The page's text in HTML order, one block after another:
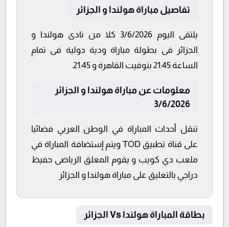
تفاصيل مباراة هولندا و الجزائر
يلتقى اليوم 3/6/2026 كلا من نادى هولندا و
الجزائر فى بطولة مباراة ودية دولية فى تمام
الساعة 21:45 بتوقيت القاهرة و 21:45.
معلومات عن مباراة هولندا و الجزائر
3/6/2026
تنقل أحداث المباراة في الوطن العربي فضائيا
على قناة تطبيق TOD ويتم إستضافة المباراة في
ملعب دي كويب و يقوم المعلق الرياضى حفيظ
دراجي بالتعليق على مباراة هولندا و الجزائر
بطاقة المباراة هولندا Vs الجزائر